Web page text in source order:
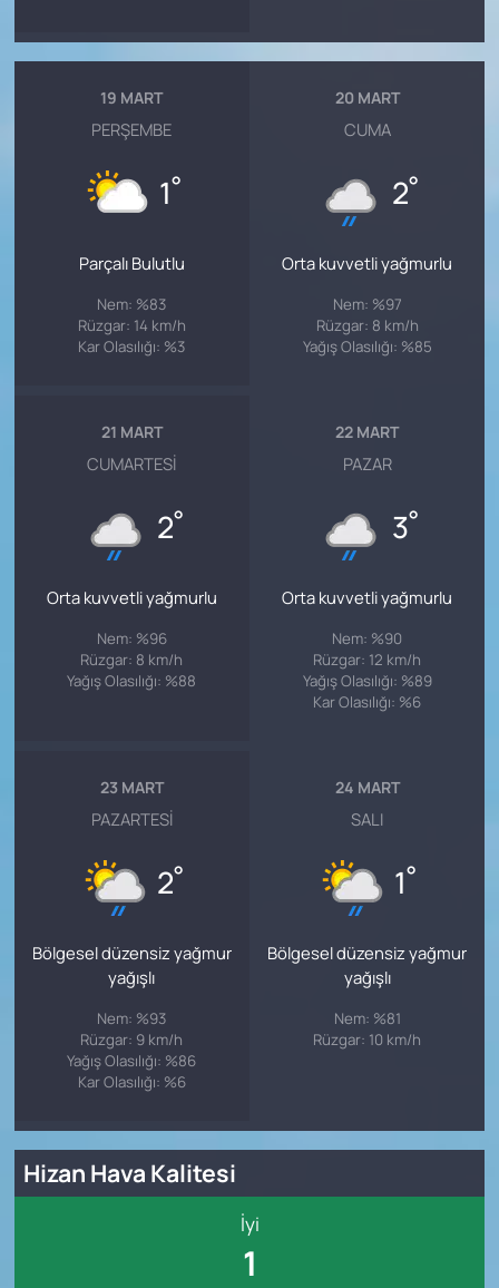
19 MART
PERŞEMBE
1°
Parçalı Bulutlu
Nem: %83
Rüzgar: 14 km/h
Kar Olasılığı: %3
20 MART
CUMA
2°
Orta kuvvetli yağmurlu
Nem: %97
Rüzgar: 8 km/h
Yağış Olasılığı: %85
21 MART
CUMARTESI
2°
Orta kuvvetli yağmurlu
Nem: %96
Rüzgar: 8 km/h
Yağış Olasılığı: %88
22 MART
PAZAR
3°
Orta kuvvetli yağmurlu
Nem: %90
Rüzgar: 12 km/h
Yağış Olasılığı: %89
Kar Olasılığı: %6
23 MART
PAZARTESI
2°
Bölgesel düzensiz yağmur
yağışlı
Nem: %93
Rüzgar: 9 km/h
Yağış Olasılığı: %86
Kar Olasılığı: %6
24 MART
SALI
1°
Bölgesel düzensiz yağmur
yağışlı
Nem: %81
Rüzgar: 10 km/h
Hizan Hava Kalitesi
İyi
1